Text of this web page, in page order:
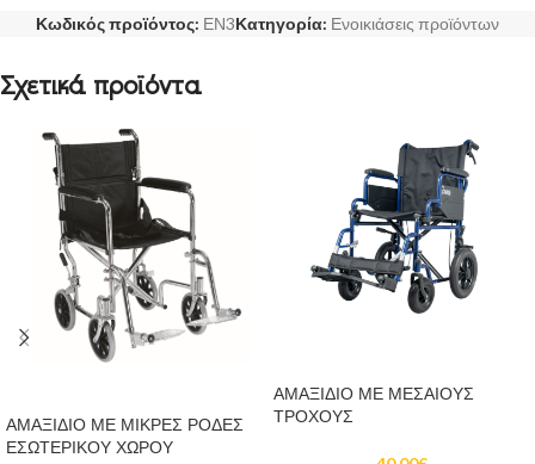
Κωδικός προϊόντος: ΕΝ3Κατηγορία: Ενοικιάσεις προϊόντων
Σχετικά προϊόντα
ΑΜΑΞΙΔΙΟ ΜΕ ΜΙΚΡΕΣ ΡΟΔΕΣ
ΕΣΩΤΕΡΙΚΟΥ ΧΩΡΟΥ
ΑΜΑΞΙΔΙΟ ΜΕ ΜΕΣΑΙΟΥΣ
ΤΡΟΧΟΥΣ